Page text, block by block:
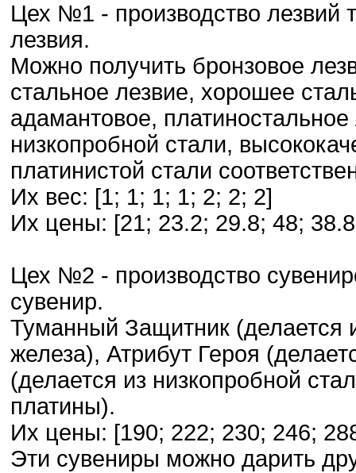
Цех №1 - производство лезвий
лезвия.
Можно получить бронзовое
стальное лезвие, хорошее
адамантовое,
низкопробной стали,
платинистой стали
Их вес: [1; 1; 1; 1; 2; 2; 2]
Их цены: [21; 23.2; 29.8; 48;
Цех №2 - производство
сувенир.
Туманный Защитник (делается
железа), Атрибут Героя
(делается из низкопробной
платины).
Их цены: [190; 222; 230; 246;
Эти сувениры можно дарить